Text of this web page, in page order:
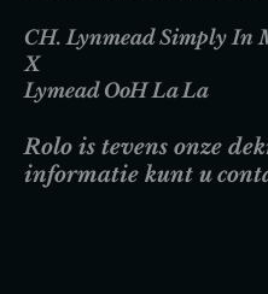
CH. Lynmead Simply In
X
Lymead OoH La La
Rolo is tevens onze
informatie kunt u